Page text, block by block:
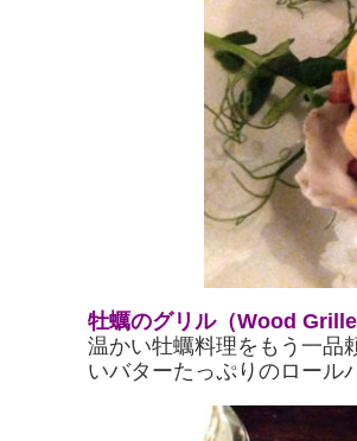
牡蠣のグリル（Wood
温かい牡蠣料理をもう一品
いバターたっぷりのロール